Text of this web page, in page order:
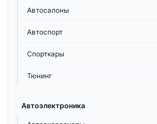
Автосалоны
Автоспорт
Спорткары
Тюнинг
Автоэлектроника